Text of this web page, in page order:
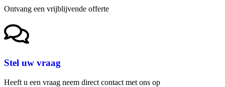
Ontvang een vrijblijvende offerte
Stel uw vraag
Heeft u een vraag neem direct contact met ons op